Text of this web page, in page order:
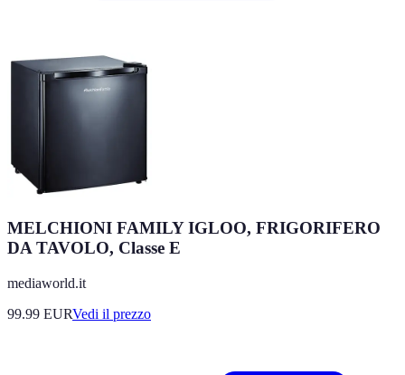
MELCHIONI FAMILY IGLOO, FRIGORIFERO
DA TAVOLO, Classe E
mediaworld.it
99.99 EURVedi il prezzo